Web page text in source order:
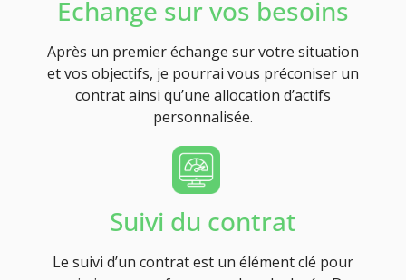
Echange sur vos besoins
Après un premier échange sur votre situation
et vos objectifs, je pourrai vous préconiser un
contrat ainsi qu’une allocation d’actifs
personnalisée.
Suivi du contrat
Le suivi d’un contrat est un élément clé pour